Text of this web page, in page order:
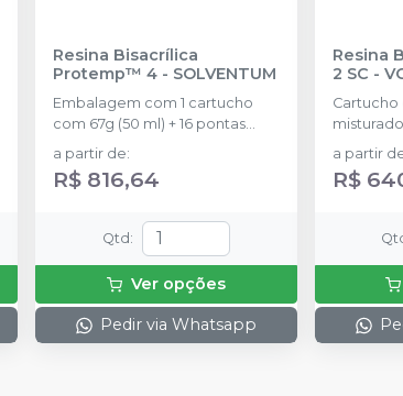
Resina Bisacrílica
Protemp™ 4 - SOLVENTUM
Embalagem com 1 cartucho
com 67g (50 ml) + 16 pontas
misturadoras.
a partir de:
R$ 816,64
Qtd :
Ver opções
Pedir via Whatsapp
Resina
2 SC -
Cartucho
a partir
R$